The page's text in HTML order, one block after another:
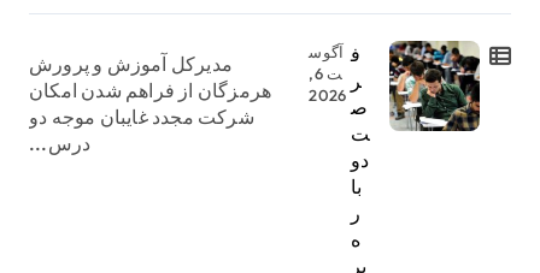
ف
ر
ص
ت
دو
با
ر
ه
بر
آگوس
ت 6,
2026
مدیرکل آموزش و پرورش
هرمزگان از فراهم شدن امکان
شرکت مجدد غایبان موجه دو
درس...